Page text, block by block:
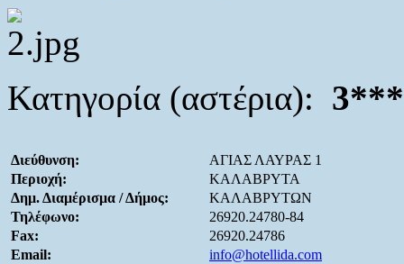
Κατηγορία (αστέρια): 3***
Διεύθυνση:
ΑΓΙΑΣ ΛΑΥΡΑΣ 1
Περιοχή:
ΚΑΛΑΒΡΥΤΑ
Δημ. Διαμέρισμα / Δήμος:
ΚΑΛΑΒΡΥΤΩΝ
Τηλέφωνο:
26920.24780-84
Fax:
26920.24786
Email:
info@hotellida.com